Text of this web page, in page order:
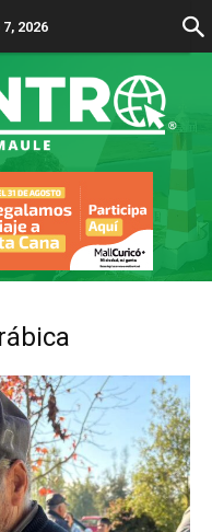
2026